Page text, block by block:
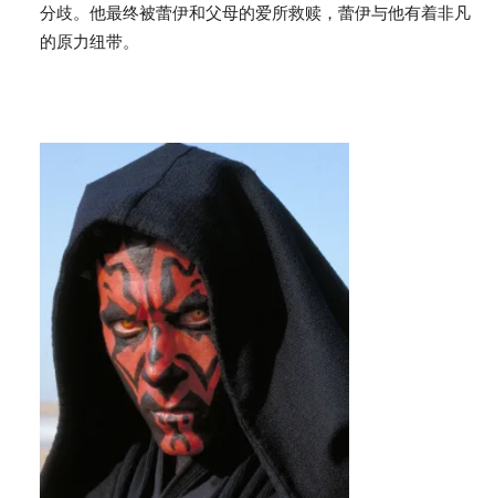
分歧。他最终被蕾伊和父母的爱所救赎，蕾伊与他有着非凡
的原力纽带。